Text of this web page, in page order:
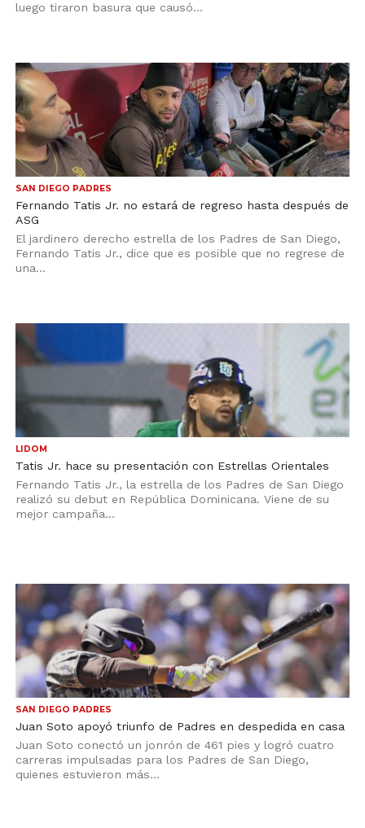
luego tiraron basura que causó...
SAN DIEGO PADRES
Fernando Tatis Jr. no estará de regreso hasta después de
ASG
El jardinero derecho estrella de los Padres de San Diego,
Fernando Tatis Jr., dice que es posible que no regrese de
una...
LIDOM
Tatis Jr. hace su presentación con Estrellas Orientales
Fernando Tatis Jr., la estrella de los Padres de San Diego
realizó su debut en República Dominicana. Viene de su
mejor campaña...
SAN DIEGO PADRES
Juan Soto apoyó triunfo de Padres en despedida en casa
Juan Soto conectó un jonrón de 461 pies y logró cuatro
carreras impulsadas para los Padres de San Diego,
quienes estuvieron más...